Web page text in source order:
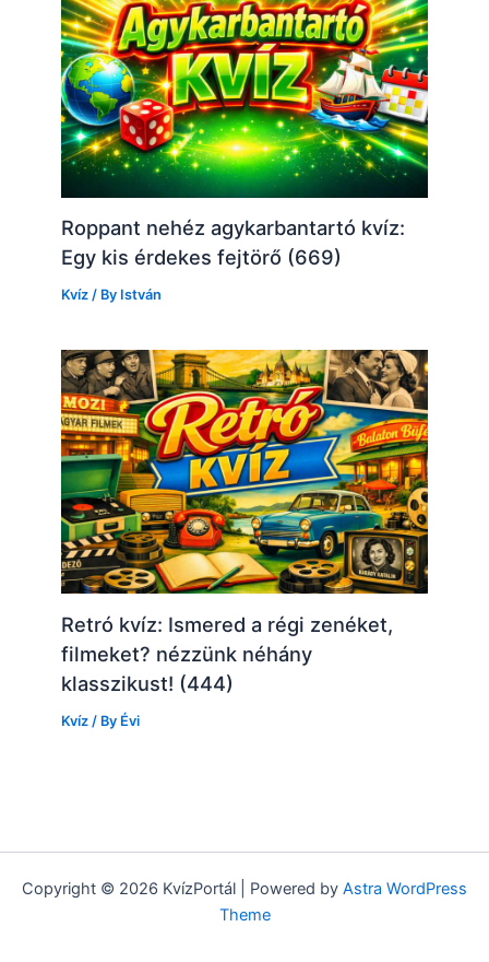
Roppant nehéz agykarbantartó kvíz:
Egy kis érdekes fejtörő (669)
Kvíz / By István
Retró kvíz: Ismered a régi zenéket,
filmeket? nézzünk néhány
klasszikust! (444)
Kvíz / By Évi
Copyright © 2026 KvízPortál | Powered by Astra WordPress
Theme